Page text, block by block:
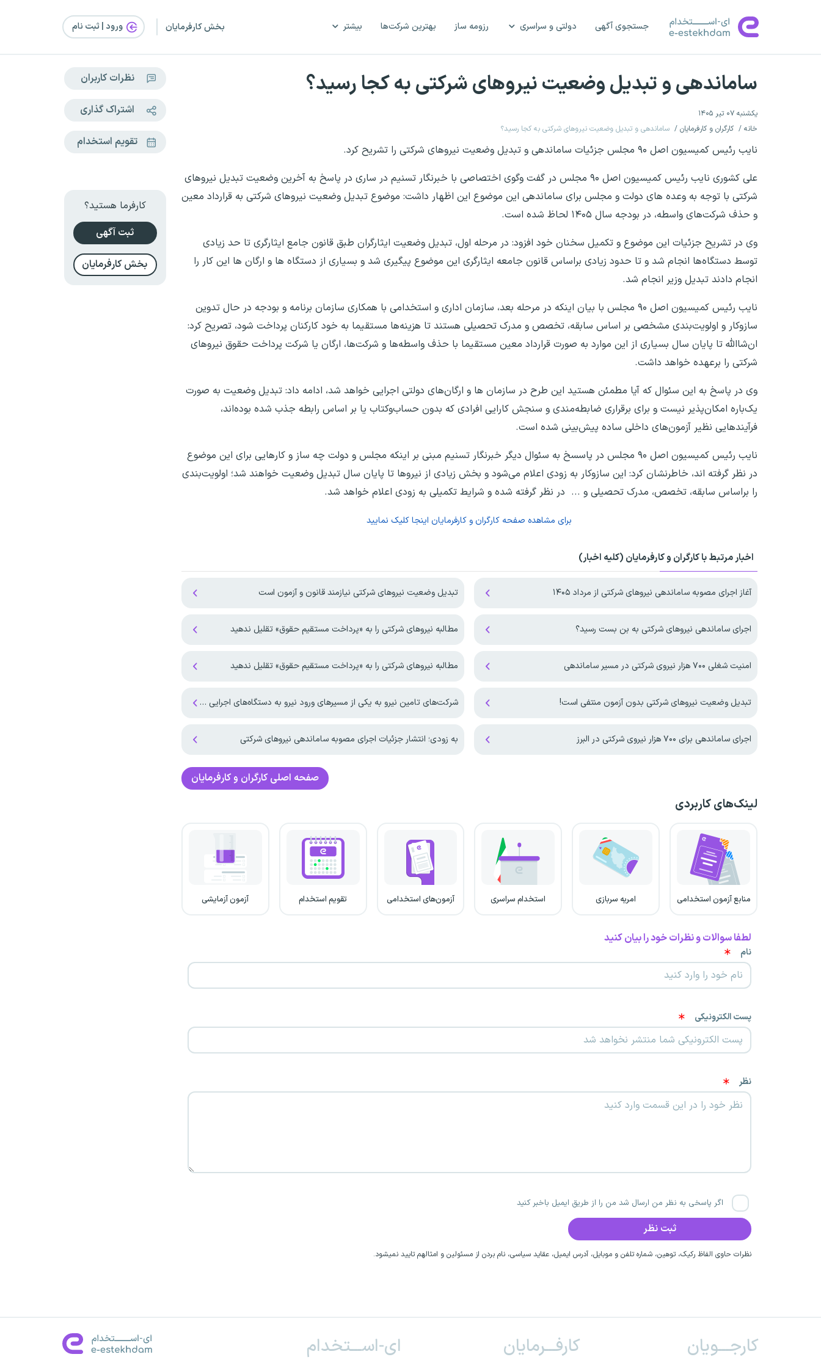
جستجوی آگهی دولتی و سراسری رزومه ساز بهترین شرکت‌ها بیشتر بخش کارفرمایان ورود | ثبت‌ نام
ساماندهی و تبدیل وضعیت نیروهای شرکتی به کجا رسید؟
یکشنبه ۰۷ تیر ۱۴۰۵
خانه
کارگران و کارفرمایان ساماندهی و تبدیل وضعیت نیروهای شرکتی به کجا رسید؟
نایب رئیس‌ کمیسیون اصل ۹۰ مجلس جزئیات ساماندهی و تبدیل وضعیت نیروهای شرکتی را تشریح کرد.
علی کشوری‌ نایب رئیس‌ کمیسیون اصل ۹۰ مجلس در گفت وگوی اختصاصی با خبرنگار تسنیم در ساری در پاسخ به آخرین وضعیت تبدیل نیروهای
شرکتی با توجه به وعده های دولت و مجلس برای ساماندهی این موضوع این اظهار داشت: موضوع تبدیل وضعیت نیروهای شرکتی به قرارداد معین
و حذف شرکت‌های واسطه، در بودجه سال ۱۴۰۵ لحاظ شده است.
وی در تشریح جزئیات این موضوع و تکمیل سخنان خود افزود: در مرحله اول، تبدیل وضعیت ایثارگران طبق قانون جامع ایثارگری تا حد زیادی
توسط دستگاه‌ها انجام شد و تا حدود زیادی براساس قانون جامعه ایثارگری این موضوع پیگیری شد و بسیاری از دستگاه ها و ارگان ها این کار را
انجام دادند تبدیل وزیر انجام شد.
نایب رئیس‌ کمیسیون اصل ۹۰ مجلس با بیان اینکه ‌در مرحله بعد، سازمان اداری و استخدامی با همکاری سازمان برنامه و بودجه در حال تدوین
سازوکار و اولویت‌بندی مشخصی بر اساس سابقه، تخصص و مدرک تحصیلی هستند تا هزینه‌ها مستقیما به خود کارکنان پرداخت شود، تصریح کرد:
‌ان‌شاالله ‌تا پایان سال بسیاری از این موارد به صورت قرارداد معین مستقیما با حذف واسطه‌ها و شرکت‌ها، ارگان یا شرکت ‌پرداخت حقوق نیروهای
شرکتی را برعهده خواهد داشت.
وی در پاسخ به این سئوال که آیا مطمئن هستید این طرح در سازمان ها و ارگان‌های دولتی اجرایی خواهد شد، ادامه داد: تبدیل وضعیت به صورت
یک‌باره امکان‌پذیر نیست و برای برقراری ضابطه‌مندی و سنجش کارایی افرادی که بدون حساب‌وکتاب یا بر اساس رابطه جذب شده بوده‌اند،
فرآیندهایی نظیر آزمون‌های داخلی ساده پیش‌بینی شده است.
نایب رئیس‌ کمیسیون اصل ۹۰ مجلس در پاسسخ به سئوال دیگر خبرنگار تسنیم مبنی بر اینکه مجلس و دولت چه سا‌ز و کارهایی ‌برای این موضوع
در نظر گرفته اند، خاطرنشان کرد: این سازوکار به زودی اعلام می‌شود و بخش زیادی از نیروها تا پایان سال تبدیل وضعیت خواهند شد؛ اولویت‌بندی
را بر‌اساس ‌سابقه، تخصص، مدرک تحصیلی و ... ‌ در نظر گرفته ‌شده و ‌شرایط تکمیلی ‌به زودی اعلام ‌خواهد شد.
برای مشاهده صفحه کارگران و کارفرمایان اینجا کلیک نمایید
اخبار مرتبط با کارگران و کارفرمایان (کلیه اخبار)
آغاز اجرای مصوبه ساماندهی نیرو‌های شرکتی از مرداد ۱۴۰۵ تبدیل وضعیت‌ نیروهای شرکتی نیازمند قانون و آزمون است
اجرای ساماندهی نیروهای شرکتی به بن بست رسید؟ مطالبه نیروهای شرکتی را به «پرداخت مستقیم حقوق» تقلیل ندهید
امنیت شغلی ۷۰۰ هزار نیروی شرکتی در مسیر ساماندهی مطالبه نیروهای شرکتی را به «پرداخت مستقیم حقوق» تقلیل ندهید
تبدیل وضعیت نیروهای شرکتی بدون آزمون منتفی است! شرکت‌های تامین نیرو به یکی از مسیرهای ورود نیرو به دستگاه‌های اجرایی تبدیل شدند
اجرای ساماندهی برای ۷۰۰ هزار نیروی شرکتی در البرز به زودی؛ انتشار جزئیات اجرای مصوبه ساماندهی نیروهای شرکتی
صفحه اصلیکارگران و کارفرمایان
لینک‌های کاربردی
منابع آزمون استخدامی امریه سربازی استخدام سراسری آزمون‌های استخدامی تقویم استخدام آزمون آزمایشی
لطفا سوالات و نظرات خود را بیان کنید
نام
پست الکترونیکی
نظر
اگر پاسخی به نظر من ارسال شد من را از طریق ایمیل باخبر کنید
نظرات حاوی الفاظ رکیک، توهین، شماره تلفن و موبایل، آدرس ایمیل، عقاید سیاسی، نام بردن از مسئولین و امثالهم تایید نمیشود.
نظرات کاربران
اشتراک گذاری
تقویم استخدام
کارفرما هستید؟
ثبت آگهی
بخش کارفرمایان
کارجـــویان کارفـــرمایان ای-اســـتخدام